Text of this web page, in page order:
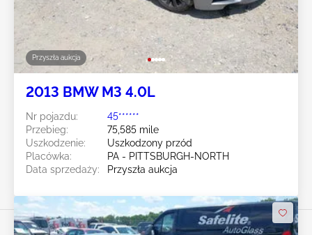
Przyszła aukcja
2013 BMW M3 4.0L
Nr pojazdu:
45******
Przebieg:
75,585 mile
Uszkodzenie:
Uszkodzony przód
Placówka:
PA - PITTSBURGH-NORTH
Data sprzedaży:
Przyszła aukcja